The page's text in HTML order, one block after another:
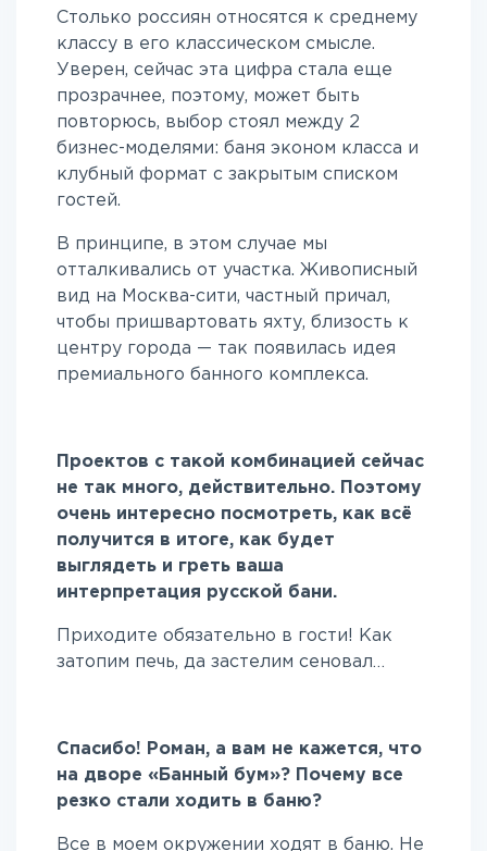
Столько россиян относятся к среднему
классу в его классическом смысле.
Уверен, сейчас эта цифра стала еще
прозрачнее, поэтому, может быть
повторюсь, выбор стоял между 2
бизнес-моделями: баня эконом класса и
клубный формат с закрытым списком
гостей.
В принципе, в этом случае мы
отталкивались от участка. Живописный
вид на Москва-сити, частный причал,
чтобы пришвартовать яхту, близость к
центру города — так появилась идея
премиального банного комплекса.
Проектов с такой комбинацией сейчас
не так много, действительно. Поэтому
очень интересно посмотреть, как всё
получится в итоге, как будет
выглядеть и греть ваша
интерпретация русской бани.
Приходите обязательно в гости! Как
затопим печь, да застелим сеновал…
Спасибо! Роман, а вам не кажется, что
на дворе «Банный бум»? Почему все
резко стали ходить в баню?
Все в моем окружении ходят в баню. Не